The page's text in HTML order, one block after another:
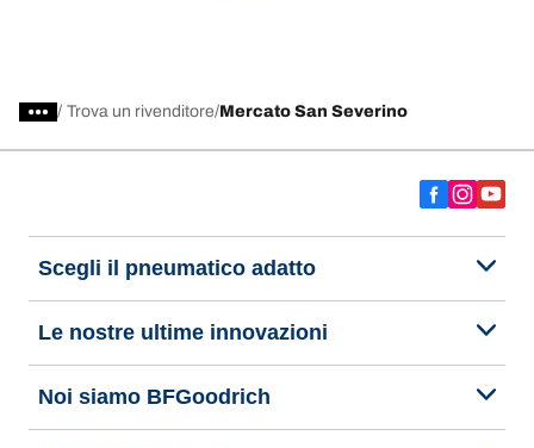
/ Trova un rivenditore Mercato San Severino
Scegli il pneumatico adatto
Le nostre ultime innovazioni
Noi siamo BFGoodrich